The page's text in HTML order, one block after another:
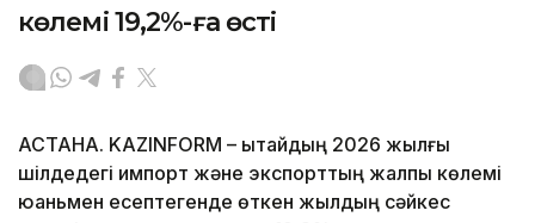
көлемі 19,2%-ға өсті
АСТАНА. KAZINFORM – Қытайдың 2026 жылғы
шілдедегі импорт және экспорттың жалпы көлемі
юаньмен есептегенде өткен жылдың сәйкес